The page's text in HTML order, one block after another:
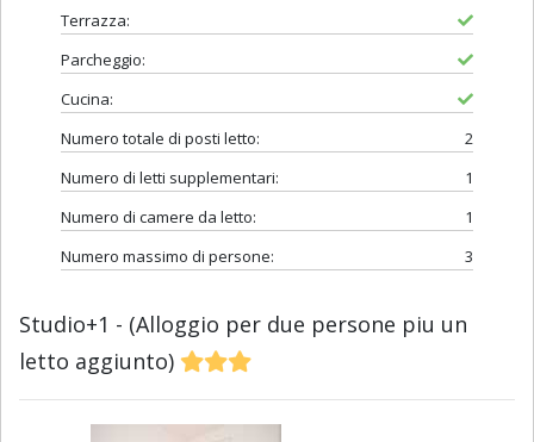
Terrazza:
Parcheggio:
Cucina:
Numero totale di posti letto:
2
Numero di letti supplementari:
1
Numero di camere da letto:
1
Numero massimo di persone:
3
Studio+1 - (Alloggio per due persone piu un
letto aggiunto)